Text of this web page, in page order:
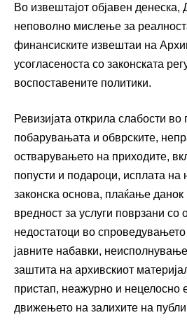
Во извештајот објавен денеска,
неповолно мислење за
финансиските извештаи на
усогласеноста со законската
воспоставените политики.
Ревизијата открила слабости во
побарувањата и обврските,
остварувањето на приходите,
попусти и подароци, исплата на
законска основа, плаќање
вредност за услуги поврзани со
недостатоци во
јавните набавки,
заштита на архивскиот
пристап, неажурно и нецелосно
движењето на залихите на